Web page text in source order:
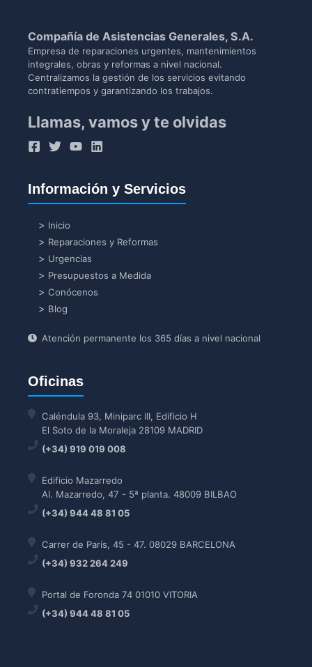
Compañía de Asistencias Generales, S.A.
Empresa de reparaciones urgentes, mantenimientos
integrales, obras y reformas a nivel nacional.
Centralizamos la gestión de los servicios evitando
contratiempos y garantizando los trabajos.
Llamas, vamos y te olvidas
Información y Servicios
Inicio
Reparaciones y Reformas
Urgencias
Presupuestos a Medida
Conócenos
Blog
Atención permanente los 365 días a nivel nacional
Oficinas
Caléndula 93, Miniparc III, Edificio H
El Soto de la Moraleja 28109 MADRID
(+34) 919 019 008
Edificio Mazarredo
Al. Mazarredo, 47 - 5ª planta. 48009 BILBAO
(+34) 944 48 81 05
Carrer de París, 45 - 47. 08029 BARCELONA
(+34) 932 264 249
Portal de Foronda 74 01010 VITORIA
(+34) 944 48 81 05